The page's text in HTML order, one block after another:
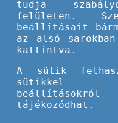
tudja
felületen.
beállításait
az alsó
kattintva.
A sütik
sütikkel
tájékozódhat.